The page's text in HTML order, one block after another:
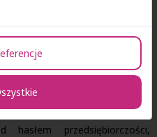
przedsiębiorczości,